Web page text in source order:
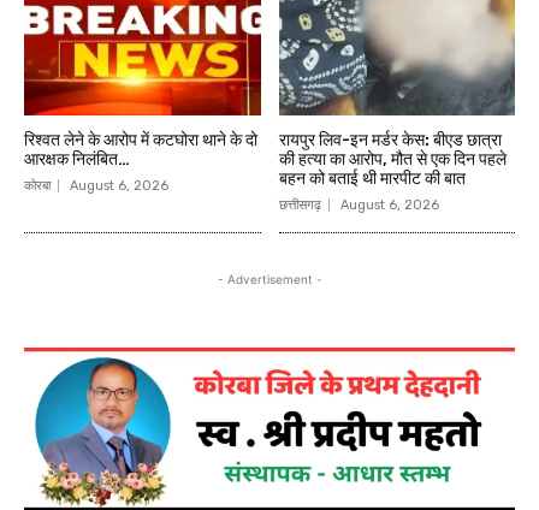
रिश्वत लेने के आरोप में कटघोरा थाने के दो
आरक्षक निलंबित…
कोरबा August 6, 2026
रायपुर लिव-इन मर्डर केस: बीएड छात्रा
की हत्या का आरोप, मौत से एक दिन पहले
बहन को बताई थी मारपीट की बात
छत्तीसगढ़ August 6, 2026
- Advertisement -